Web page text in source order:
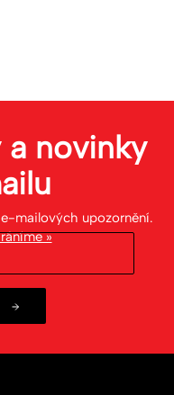
a novinky
mailových upozornění.
»